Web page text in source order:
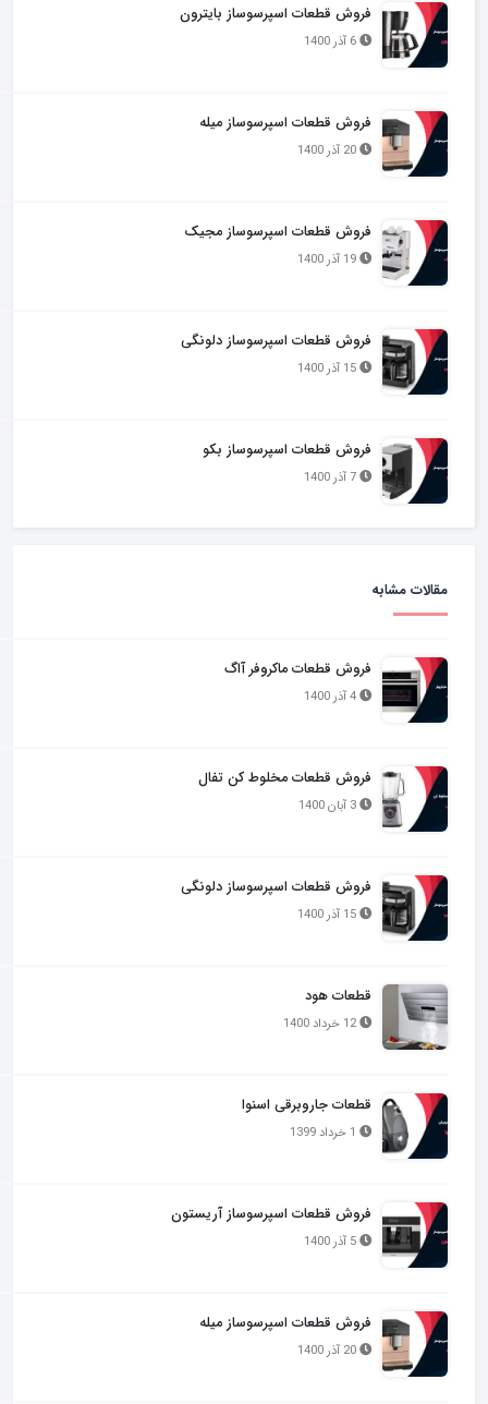
فروش قطعات اسپرسوساز بایترون
فروش قطعات اسپرسوساز میله
فروش قطعات اسپرسوساز مجیک
فروش قطعات اسپرسوساز دلونگی
فروش قطعات اسپرسوساز بکو
مقالات مشابه
فروش قطعات ماکروفر آاگ
فروش قطعات مخلوط کن تفال
فروش قطعات اسپرسوساز دلونگی
قطعات هود
12 خرداد 1400
قطعات جاروبرقی اسنوا
فروش قطعات اسپرسوساز آریستون
فروش قطعات اسپرسوساز میله